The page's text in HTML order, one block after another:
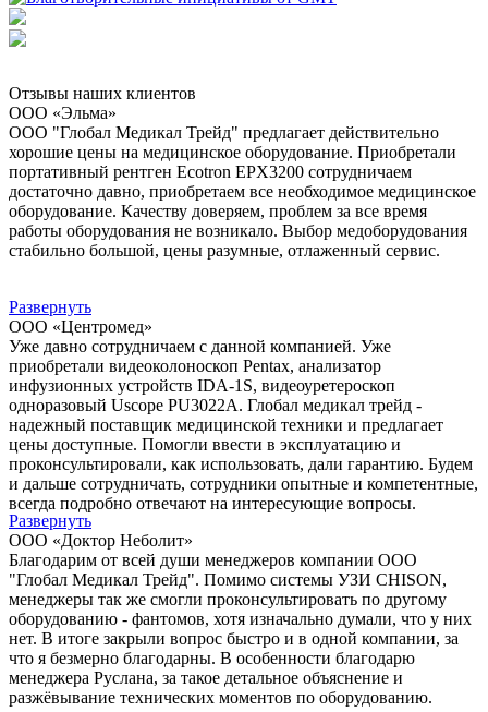
Отзывы наших клиентов
ООО «Эльма»
ООО "Глобал Медикал Трейд" предлагает действительно
хорошие цены на медицинское оборудование. Приобретали
портативный рентген Ecotron EPX3200 сотрудничаем
достаточно давно, приобретаем все необходимое медицинское
оборудование. Качеству доверяем, проблем за все время
работы оборудования не возникало. Выбор медоборудования
стабильно большой, цены разумные, отлаженный сервис.
Развернуть
ООО «Центромед»
Уже давно сотрудничаем с данной компанией. Уже
приобретали видеоколоноскоп Pentax, анализатор
инфузионных устройств IDA-1S, видеоуретероскоп
одноразовый Uscope PU3022A. Глобал медикал трейд -
надежный поставщик медицинской техники и предлагает
цены доступные. Помогли ввести в эксплуатацию и
проконсультировали, как использовать, дали гарантию. Будем
и дальше сотрудничать, сотрудники опытные и компетентные,
всегда подробно отвечают на интересующие вопросы.
Развернуть
ООО «Доктор Неболит»
Благодарим от всей души менеджеров компании ООО
"Глобал Медикал Трейд". Помимо системы УЗИ CHISON,
менеджеры так же смогли проконсультировать по другому
оборудованию - фантомов, хотя изначально думали, что у них
нет. В итоге закрыли вопрос быстро и в одной компании, за
что я безмерно благодарны. В особенности благодарю
менеджера Руслана, за такое детальное объяснение и
разжёвывание технических моментов по оборудованию.